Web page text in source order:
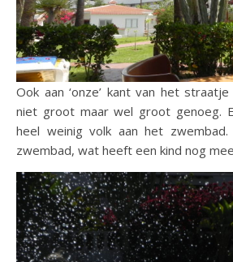
Ook aan ‘onze’ kant van het
niet groot maar wel groot genoeg.
heel weinig volk aan het
zwembad, wat heeft een kind nog